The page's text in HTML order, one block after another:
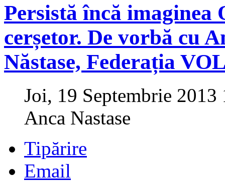
Persistă încă imaginea
cerșetor. De vorbă cu
Năstase, Federația
Joi, 19 Septembrie 2013
Anca Nastase
Tipărire
Email